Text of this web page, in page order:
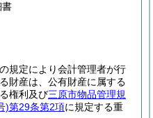
書
規定により会計管理者が行
財産は、公有財産に属する
権利及び三原市物品管理規
)第29条第2項に規定する重